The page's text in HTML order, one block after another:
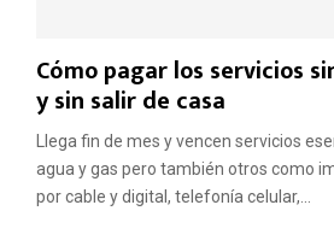
Cómo pagar los servicios
y sin salir de casa
Llega fin de mes y vencen servicios
agua y gas pero también otros como
por cable y digital, telefonía celular,...